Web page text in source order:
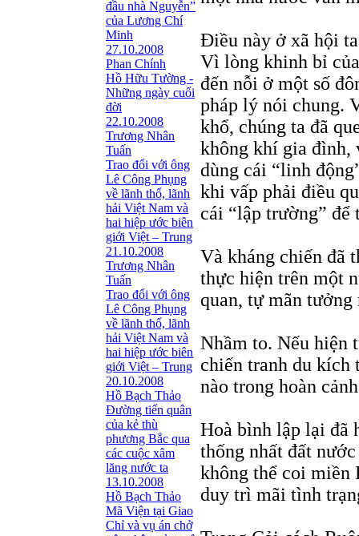
đầu nhà Nguyễn”
của Lương Chí
Minh
27.10.2008
Phan Chính
Hồ Hữu Tường -
Những ngày cuối
đời
22.10.2008
Trương Nhân
Tuấn
Trao đổi với ông
Lê Công Phụng
về lãnh thổ, lãnh
hải Việt Nam và
hai hiệp ước biên
giới Việt – Trung
21.10.2008
Trương Nhân
Tuấn
Trao đổi với ông
Lê Công Phụng
về lãnh thổ, lãnh
hải Việt Nam và
hai hiệp ước biên
giới Việt – Trung
20.10.2008
Hồ Bạch Thảo
Ðường tiến quân
của kẻ thù
phương Bắc qua
các cuộc xâm
lăng nước ta
13.10.2008
Hồ Bạch Thảo
Mã Viện tại Giao
Chỉ và vụ án chở
Điều này ở xã hội
Vì lòng khinh bỉ
đến nỗi ở một số
pháp lý nói chung.
khổ, chúng ta đã
không khí gia đình,
dùng cái “linh
khi vấp phải điều
cái “lập trường” để
Và kháng chiến đã
thực hiện trên một
quan, tự mãn tưởng
Nhầm to. Nếu hiện
chiến tranh du
nào trong hoàn
Hoà bình lập lại đã
thống nhất đất
không thể coi miền
duy trì mãi tình